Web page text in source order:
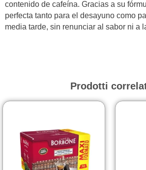
contenido de cafeína. Gracias a su
perfecta tanto para el desayuno como
media tarde, sin renunciar al sabor ni a
Prodotti